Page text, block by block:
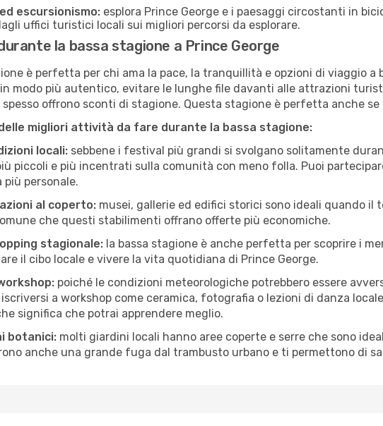
escursionismo: esplora Prince George e i paesaggi circostanti in
uffici turistici locali sui migliori percorsi da esplorare.
la bassa stagione a Prince George
è perfetta per chi ama la pace, la tranquillità e opzioni di viaggio
modo più autentico, evitare le lunghe file davanti alle attrazioni
spesso offrono sconti di stagione. Questa stagione è perfetta anche
migliori attività da fare durante la bassa stagione:
locali: sebbene i festival più grandi si svolgano solitamente
piccoli e più incentrati sulla comunità con meno folla. Puoi
più personale.
al coperto: musei, gallerie ed edifici storici sono ideali quando
che questi stabilimenti offrano offerte più economiche.
stagionale: la bassa stagione è anche perfetta per scoprire i
il cibo locale e vivere la vita quotidiana di Prince George.
poiché le condizioni meteorologiche potrebbero essere
a workshop come ceramica, fotografia o lezioni di danza
significa che potrai apprendere meglio.
botanici: molti giardini locali hanno aree coperte e serre che sono
anche una grande fuga dal trambusto urbano e ti permettono di